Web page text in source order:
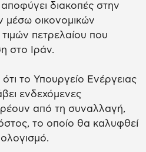
διακοπές στην
μέσω οικονομικών
πετρελαίου που
στο Ιράν.
το Υπουργείο Ενέργειας
ενδεχόμενες
από τη συναλλαγή,
το οποίο θα καλυφθεί